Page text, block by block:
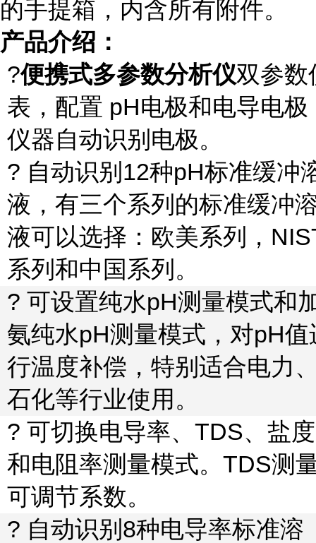
的手提箱，内含所有附件。
产品介绍：
?便携式多参数分析仪双参数
表，配置 pH电极和电导电极
仪器自动识别电极。
? 自动识别 12种pH标准缓冲
液，有三个系列的标准缓冲
液可以选择：欧美系列，
系列和中国系列。
? 可设置纯水pH测量模式和
氨纯水pH测量模式，对pH值
行温度补偿，特别适合电力
石化等行业使用。
? 可切换电导率、 TDS、盐度
和电阻率测量模式。 TDS测
可调节系数。
? 自动识别 8种电导率标准溶